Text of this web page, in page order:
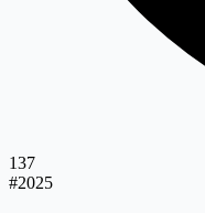
137
#2025